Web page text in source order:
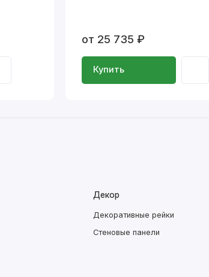
от 25 735 ₽
Купить
Декор
Декоративные рейки
Стеновые панели